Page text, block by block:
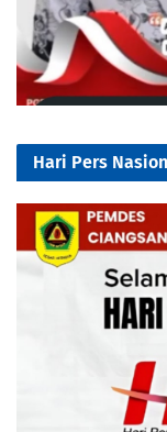
Hari Pers